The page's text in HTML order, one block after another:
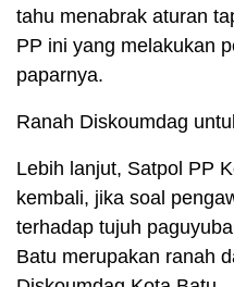
tahu menabrak aturan
PP ini yang melakukan
paparnya.
Ranah Diskoumdag
Lebih lanjut, Satpol PP
kembali, jika soal
terhadap tujuh
Batu merupakan ranah